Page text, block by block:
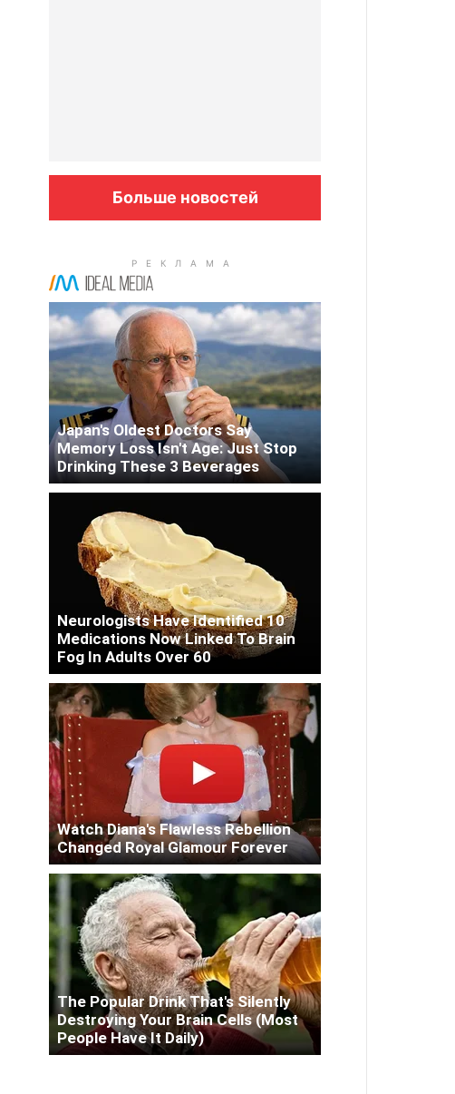
Больше новостей